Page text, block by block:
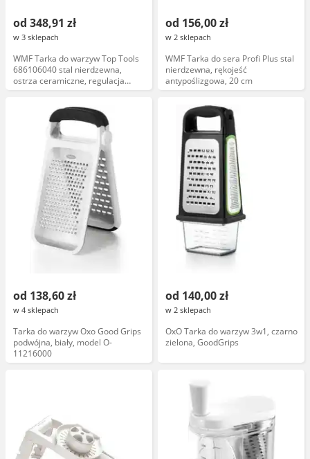
od 348,91 zł
w 3 sklepach
WMF Tarka do warzyw Top Tools
686106040 stal nierdzewna,
ostrza ceramiczne, regulacja
grubości, ergonomiczny uchwyt
od 156,00 zł
w 2 sklepach
WMF Tarka do sera Profi Plus stal
nierdzewna, rękojeść
antypoślizgowa, 20 cm
od 138,60 zł
w 4 sklepach
Tarka do warzyw Oxo Good Grips
podwójna, biały, model O-
11216000
od 140,00 zł
w 2 sklepach
OxO Tarka do warzyw 3w1, czarno
zielona, GoodGrips